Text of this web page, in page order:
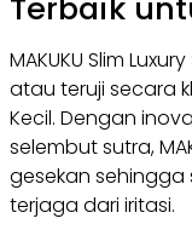
MAKUKU Slim
atau teruji secara
Kecil. Dengan
selembut sutra,
gesekan sehingga
terjaga dari iritasi.